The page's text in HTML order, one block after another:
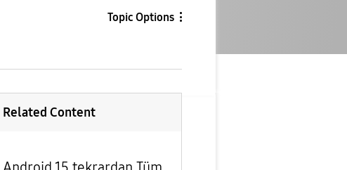
Topic Options
Related Content